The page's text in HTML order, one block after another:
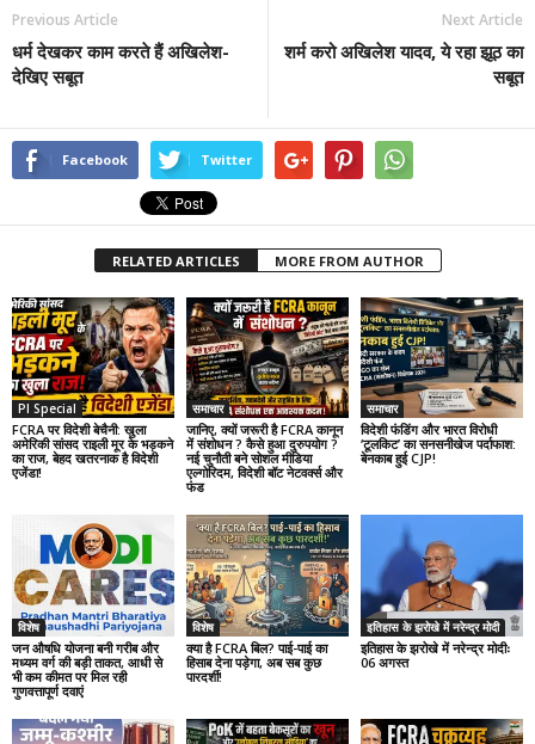
Previous Article
धर्म देखकर काम करते हैं अखिलेश-
देखिए सबूत
Next Article
शर्म करो अखिलेश यादव, ये रहा झूठ का
सबूत
Facebook Twitter
RELATED ARTICLES MORE FROM AUTHOR
PI Special
FCRA पर विदेशी बेचैनी: खुला
अमेरिकी सांसद राइली मूर के भड़कने
का राज, बेहद खतरनाक है विदेशी
एजेंडा!
समाचार
जानिए, क्यों जरूरी है FCRA कानून
में संशोधन ? कैसे हुआ दुरुपयोग ?
नई चुनौती बने सोशल मीडिया
एल्गोरिदम, विदेशी बॉट नेटवर्क्स और
फंड
समाचार
विदेशी फंडिंग और भारत विरोधी
‘टूलकिट’ का सनसनीखेज पर्दाफाश:
बेनकाब हुई CJP!
विशेष
जन औषधि योजना बनी गरीब और
मध्यम वर्ग की बड़ी ताकत, आधी से
भी कम कीमत पर मिल रही
गुणवत्तापूर्ण दवाएं
विशेष
क्या है FCRA बिल? पाई-पाई का
हिसाब देना पड़ेगा, अब सब कुछ
पारदर्शी!
इतिहास के झरोखे में नरेन्द्र मोदी
इतिहास के झरोखे में नरेन्द्र मोदीः
06 अगस्त